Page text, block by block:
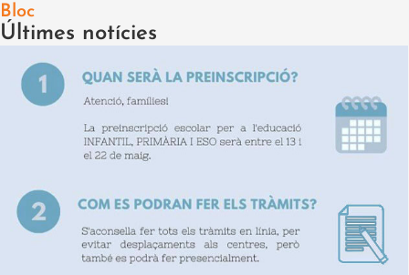
Bloc
Últimes notícies